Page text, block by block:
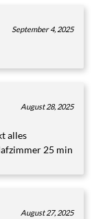
September 4, 2025
August 28, 2025
August 27, 2025